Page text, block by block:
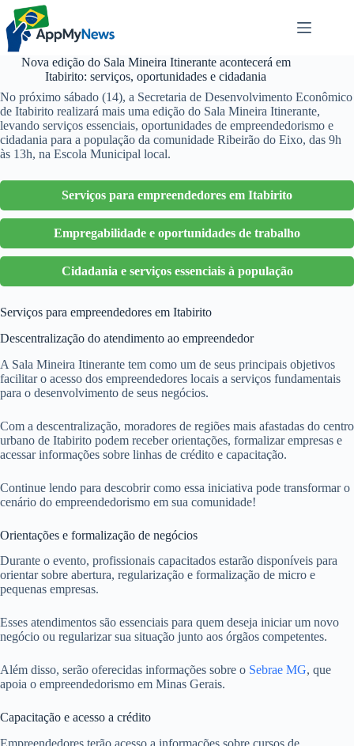
Pular
para
conteúdo
Nova edição do Sala Mineira Itinerante acontecerá em
Itabirito: serviços, oportunidades e cidadania
No próximo sábado (14), a Secretaria de Desenvolvimento Econômico
de Itabirito realizará mais uma edição do Sala Mineira Itinerante,
levando serviços essenciais, oportunidades de empreendedorismo e
cidadania para a população da comunidade Ribeirão do Eixo, das 9h
às 13h, na Escola Municipal local.
Serviços para empreendedores em Itabirito
Empregabilidade e oportunidades de trabalho
Cidadania e serviços essenciais à população
Serviços para empreendedores em Itabirito
Descentralização do atendimento ao empreendedor
A Sala Mineira Itinerante tem como um de seus principais objetivos
facilitar o acesso dos empreendedores locais a serviços fundamentais
para o desenvolvimento de seus negócios.
Com a descentralização, moradores de regiões mais afastadas do centro
urbano de Itabirito podem receber orientações, formalizar empresas e
acessar informações sobre linhas de crédito e capacitação.
Continue lendo para descobrir como essa iniciativa pode transformar o
cenário do empreendedorismo em sua comunidade!
Orientações e formalização de negócios
Durante o evento, profissionais capacitados estarão disponíveis para
orientar sobre abertura, regularização e formalização de micro e
pequenas empresas.
Esses atendimentos são essenciais para quem deseja iniciar um novo
negócio ou regularizar sua situação junto aos órgãos competentes.
Além disso, serão oferecidas informações sobre o Sebrae MG, que
apoia o empreendedorismo em Minas Gerais.
Capacitação e acesso a crédito